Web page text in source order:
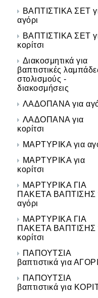
ΒΑΠΤΙΣΤΙΚΑ ΣΕΤ
αγόρι
ΒΑΠΤΙΣΤΙΚΑ ΣΕΤ
κορίτσι
Διακοσμητικά για
βαπτιστικές
στολισμούς -
διακοσμήσεις
ΛΑΔΟΠΑΝΑ για
ΛΑΔΟΠΑΝΑ για
κορίτσι
ΜΑΡΤΥΡΙΚΑ για
ΜΑΡΤΥΡΙΚΑ για
κορίτσι
ΜΑΡΤΥΡΙΚΑ ΓΙΑ
ΠΑΚΕΤΑ ΒΑΠΤΙΣΗΣ
αγόρι
ΜΑΡΤΥΡΙΚΑ ΓΙΑ
ΠΑΚΕΤΑ ΒΑΠΤΙΣΗΣ
κορίτσι
ΠΑΠΟΥΤΣΙΑ
βαπτιστικά για ΑΓΟΡΙ
ΠΑΠΟΥΤΣΙΑ
βαπτιστικά για